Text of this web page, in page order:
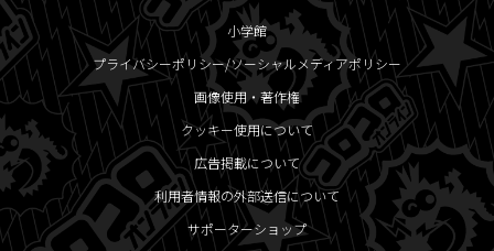
小学館
プライバシーポリシー/ソーシャルメディアポリシー
画像使用・著作権
クッキー使用について
広告掲載について
利用者情報の外部送信について
サポーターショップ